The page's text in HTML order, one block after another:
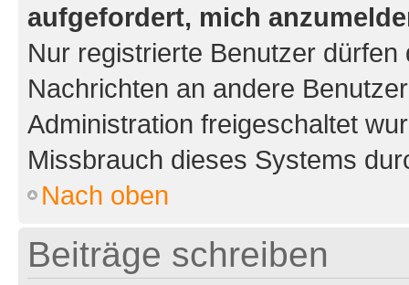
aufgefordert, mich
Nur registrierte Benutzer
Nachrichten an andere
Administration freigeschaltet
Missbrauch dieses Systems
Nach oben
Beiträge schreiben